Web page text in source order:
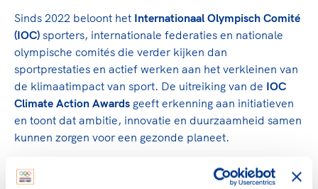
Sinds 2022 beloont het Internationaal Olympisch Comité
(IOC) sporters, internationale federaties en nationale
olympische comités die verder kijken dan
sportprestaties en actief werken aan het verkleinen van
de klimaatimpact van sport. De uitreiking van de IOC
Climate Action Awards geeft erkenning aan initiatieven
en toont dat ambitie, innovatie en duurzaamheid samen
kunnen zorgen voor een gezonde planeet.